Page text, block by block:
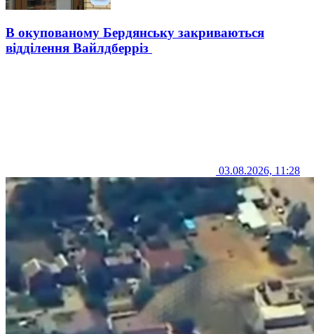
В окупованому Бердянську закриваються
відділення Вайлдберріз
03.08.2026, 11:28